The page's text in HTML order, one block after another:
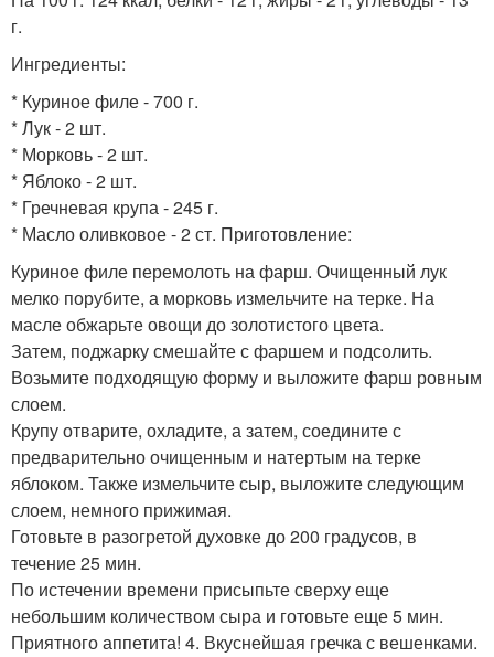
г.
Ингредиенты:
* Куриное филе - 700 г.
* Лук - 2 шт.
* Морковь - 2 шт.
* Яблоко - 2 шт.
* Гречневая крупа - 245 г.
* Масло оливковое - 2 ст. Приготовление:
Куриное филе перемолоть на фарш. Очищенный лук
мелко порубите, а морковь измельчите на терке. На
масле обжарьте овощи до золотистого цвета.
Затем, поджарку смешайте с фаршем и подсолить.
Возьмите подходящую форму и выложите фарш ровным
слоем.
Крупу отварите, охладите, а затем, соедините с
предварительно очищенным и натертым на терке
яблоком. Также измельчите сыр, выложите следующим
слоем, немного прижимая.
Готовьте в разогретой духовке до 200 градусов, в
течение 25 мин.
По истечении времени присыпьте сверху еще
небольшим количеством сыра и готовьте еще 5 мин.
Приятного аппетита! 4. Вкуснейшая гречка с вешенками.